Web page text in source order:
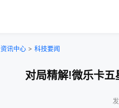
资讯中心 > 科技要闻
对局精解!微乐卡五